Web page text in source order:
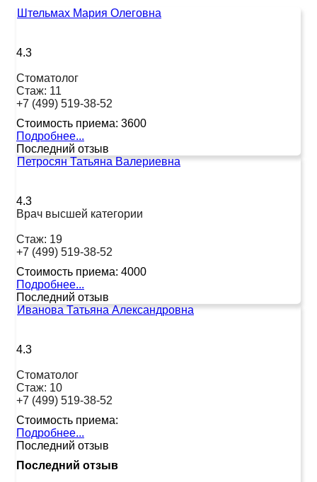
Штельмах Мария Олеговна
4.3
Стоматолог
Стаж: 11
+7 (499) 519-38-52
Стоимость приема: 3600
Подробнее...
Последний отзыв
Петросян Татьяна Валериевна
4.3
Врач высшей категории
Стаж: 19
+7 (499) 519-38-52
Стоимость приема: 4000
Подробнее...
Последний отзыв
Иванова Татьяна Александровна
4.3
Стоматолог
Стаж: 10
+7 (499) 519-38-52
Стоимость приема:
Подробнее...
Последний отзыв
Последний отзыв